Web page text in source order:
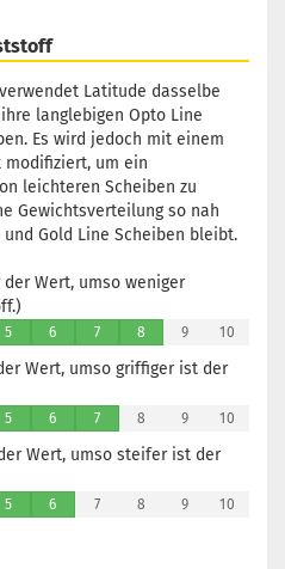
Latitude dasselbe
langlebigen Opto Line
Es wird jedoch mit einem
um ein
leichteren Scheiben zu
Gewichtsverteilung so nah
Gold Line Scheiben bleibt.
Wert, umso weniger
5 6 7 8 9 10
Wert, umso griffiger ist der
5 6 7 8 9 10
Wert, umso steifer ist der
5 6 7 8 9 10